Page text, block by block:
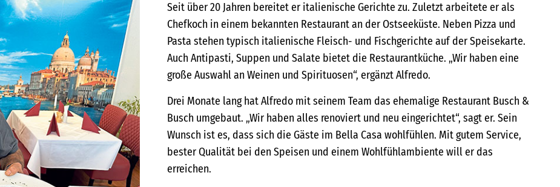
Seit über 20 Jahren bereitet er italienische Gerichte zu. Zuletzt arbeitete er als
Chefkoch in einem bekannten Restaurant an der Ostseeküste. Neben Pizza und
Pasta stehen typisch italienische Fleisch- und Fischgerichte auf der Speisekarte.
Auch Antipasti, Suppen und Salate bietet die Restaurantküche. „Wir haben eine
große Auswahl an Weinen und Spirituosen“, ergänzt Alfredo.
Drei Monate lang hat Alfredo mit seinem Team das ehemalige Restaurant Busch &
Busch umgebaut. „Wir haben alles renoviert und neu eingerichtet“, sagt er. Sein
Wunsch ist es, dass sich die Gäste im Bella Casa wohlfühlen. Mit gutem Service,
bester Qualität bei den Speisen und einem Wohlfühlambiente will er das
erreichen.